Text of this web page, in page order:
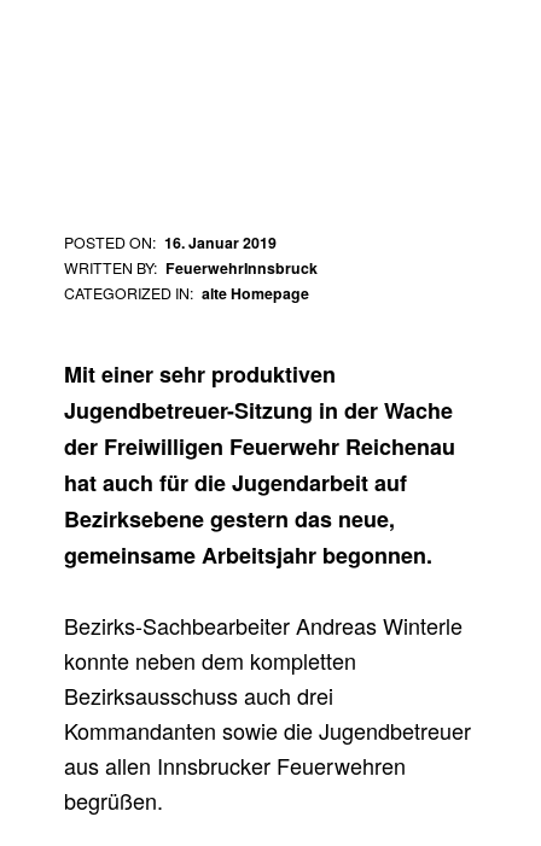
J
U
E
N
D
B
E
R
E
U
E
R
POSTED ON: 16. Januar 2019
WRITTEN BY: FeuerwehrInnsbruck
CATEGORIZED IN: alte Homepage
Mit einer sehr produktiven
Jugendbetreuer-Sitzung in der Wache
der Freiwilligen Feuerwehr Reichenau
hat auch für die Jugendarbeit auf
Bezirksebene gestern das neue,
gemeinsame Arbeitsjahr begonnen.
Bezirks-Sachbearbeiter Andreas Winterle
konnte neben dem kompletten
Bezirksausschuss auch drei
Kommandanten sowie die Jugendbetreuer
aus allen Innsbrucker Feuerwehren
begrüßen.